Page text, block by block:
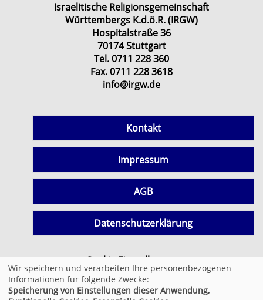
Israelitische Religionsgemeinschaft
Württembergs K.d.ö.R. (IRGW)
Hospitalstraße 36
70174 Stuttgart
Tel. 0711 228 360
Fax. 0711 228 3618
info@irgw.de
Kontakt
Impressum
AGB
Datenschutzerklärung
Cookie Einstellungen
© 2026 Kufer Software GmbH
Wir speichern und verarbeiten Ihre personenbezogenen
Informationen für folgende Zwecke:
Speicherung von Einstellungen dieser Anwendung,